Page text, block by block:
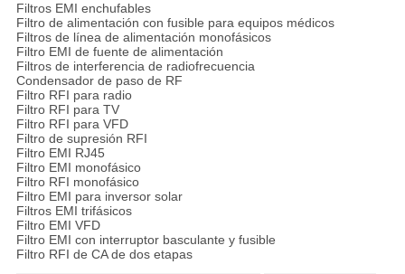
Filtros EMI enchufables
Filtro de alimentación con fusible para equipos médicos
Filtros de línea de alimentación monofásicos
Filtro EMI de fuente de alimentación
Filtros de interferencia de radiofrecuencia
Condensador de paso de RF
Filtro RFI para radio
Filtro RFI para TV
Filtro RFI para VFD
Filtro de supresión RFI
Filtro EMI RJ45
Filtro EMI monofásico
Filtro RFI monofásico
Filtro EMI para inversor solar
Filtros EMI trifásicos
Filtro EMI VFD
Filtro EMI con interruptor basculante y fusible
Filtro RFI de CA de dos etapas